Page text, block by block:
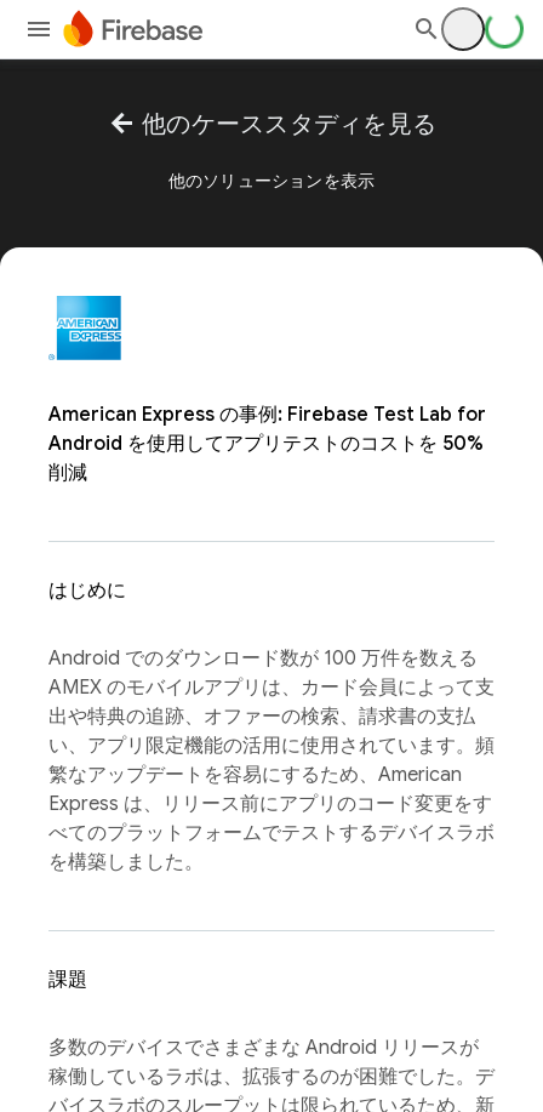
arrow_back 他のケーススタディを見る
他のソリューションを表示
American Express の事例: Firebase Test Lab for
Android を使用してアプリテストのコストを 50%
削減
はじめに
Android でのダウンロード数が 100 万件を数える
AMEX のモバイルアプリは、カード会員によって支
出や特典の追跡、オファーの検索、請求書の支払
い、アプリ限定機能の活用に使用されています。頻
繁なアップデートを容易にするため、American
Express は、リリース前にアプリのコード変更をす
べてのプラットフォームでテストするデバイスラボ
を構築しました。
課題
多数のデバイスでさまざまな Android リリースが
稼働しているラボは、拡張するのが困難でした。デ
バイスラボのスループットは限られているため、新